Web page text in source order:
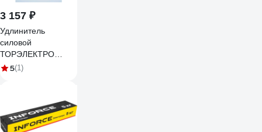
3 157 ₽
Удлинитель
силовой
ТОРЭЛЕКТРО
ГОСТ КГ 6500 Вт,
заземлением 633
5(1)